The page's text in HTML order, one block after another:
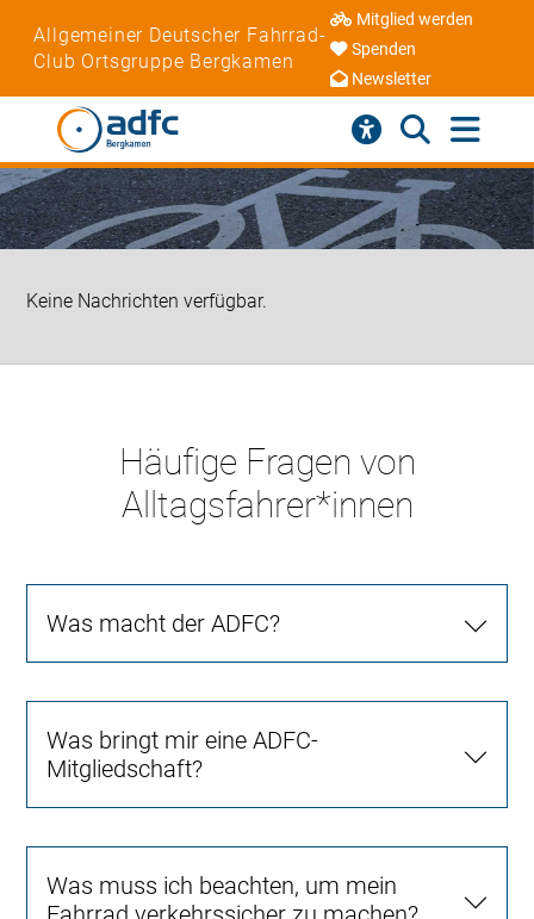
Allgemeiner Deutscher Fahrrad-
Club Ortsgruppe Bergkamen
Mitglied werden
Spenden
Newsletter
Keine Nachrichten verfügbar.
Häufige Fragen von
Alltagsfahrer*innen
Was macht der ADFC?
Was bringt mir eine ADFC-
Mitgliedschaft?
Was muss ich beachten, um mein